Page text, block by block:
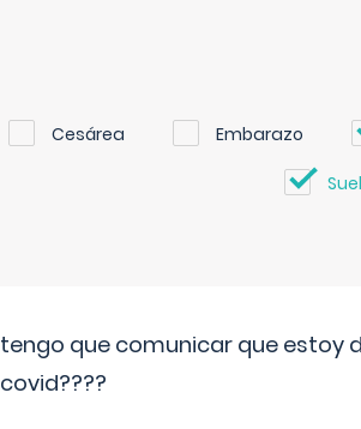
Cesárea Embarazo
tengo que comunicar que estoy
covid????